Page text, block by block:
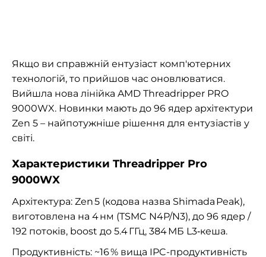
Якщо ви справжній ентузіаст комп'ютерних
технологій, то прийшов час оновлюватися.
Вийшла нова лінійка AMD Threadripper PRO
9000WX. Новинки мають до 96 ядер архітектури
Zen 5 – найпотужніше рішення для ентузіастів у
світі.
Характеристики Threadripper Pro
9000WX
Архітектура: Zen 5 (кодова назва Shimada Peak),
виготовлена на 4 нм (TSMC N4P/N3), до 96 ядер /
192 потоків, boost до 5.4 ГГц, 384 МБ L3‑кеша.
Продуктивність: ~16 % вища IPC-продуктивність